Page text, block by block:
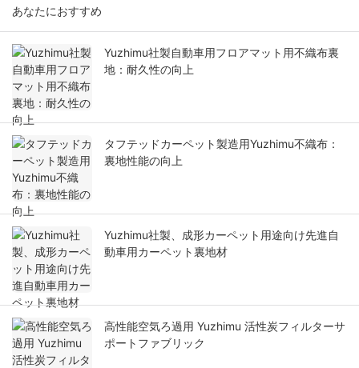
あなたにおすすめ
Yuzhimu社製自動車用フロアマット用不織布裏
地：耐久性の向上
タフテッドカーペット製造用Yuzhimu不織布：
裏地性能の向上
Yuzhimu社製、成形カーペット用途向け先進自
動車用カーペット裏地材
高性能空気ろ過用 Yuzhimu 活性炭フィルターサ
ポートファブリック